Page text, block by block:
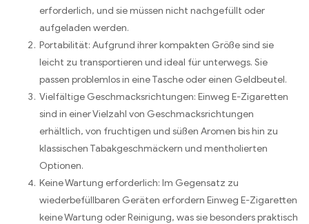
erforderlich, und sie müssen nicht nachgefüllt oder
aufgeladen werden.
Portabilität: Aufgrund ihrer kompakten Größe sind sie
leicht zu transportieren und ideal für unterwegs. Sie
passen problemlos in eine Tasche oder einen Geldbeutel.
Vielfältige Geschmacksrichtungen: Einweg E-Zigaretten
sind in einer Vielzahl von Geschmacksrichtungen
erhältlich, von fruchtigen und süßen Aromen bis hin zu
klassischen Tabakgeschmäckern und mentholierten
Optionen.
Keine Wartung erforderlich: Im Gegensatz zu
wiederbefüllbaren Geräten erfordern Einweg E-Zigaretten
keine Wartung oder Reinigung, was sie besonders praktisch